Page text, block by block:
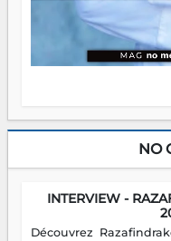
NO
INTERVIEW -
Découvrez